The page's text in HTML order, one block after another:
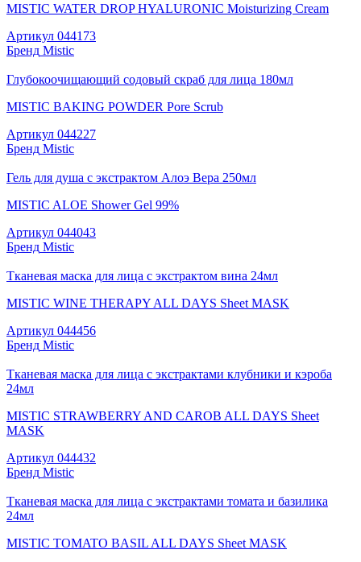
MISTIC WATER DROP HYALURONIC Moisturizing Cream
Артикул 044173
Бренд Mistic
Глубокоочищающий содовый скраб для лица 180мл
MISTIC BAKING POWDER Pore Scrub
Артикул 044227
Бренд Mistic
Гель для душа с экстрактом Алоэ Вера 250мл
MISTIC ALOE Shower Gel 99%
Артикул 044043
Бренд Mistic
Тканевая маска для лица с экстрактом вина 24мл
MISTIC WINE THERAPY ALL DAYS Sheet MASK
Артикул 044456
Бренд Mistic
Тканевая маска для лица с экстрактами клубники и кэроба
24мл
MISTIC STRAWBERRY AND CAROB ALL DAYS Sheet
MASK
Артикул 044432
Бренд Mistic
Тканевая маска для лица с экстрактами томата и базилика
24мл
MISTIC TOMATO BASIL ALL DAYS Sheet MASK